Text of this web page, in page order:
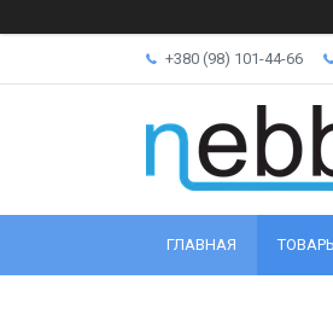
+380 (98) 101-44-66
ГЛАВНАЯ